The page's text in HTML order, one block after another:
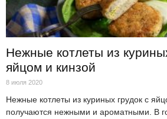
Нежные котлеты из
яйцом и кинзой
8 июля 2020
Нежные котлеты из куриных грудок с
получаются нежными и ароматными. В